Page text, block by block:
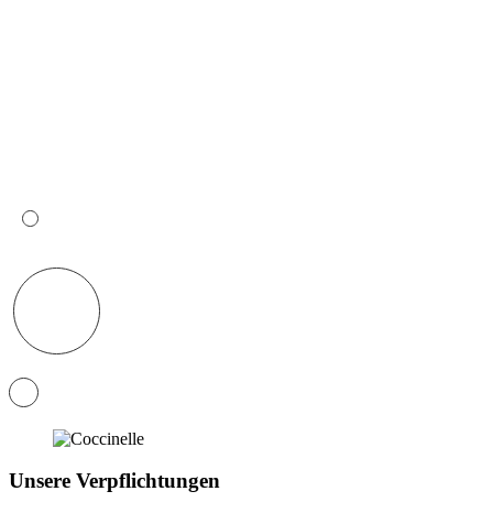
Unsere Verpflichtungen